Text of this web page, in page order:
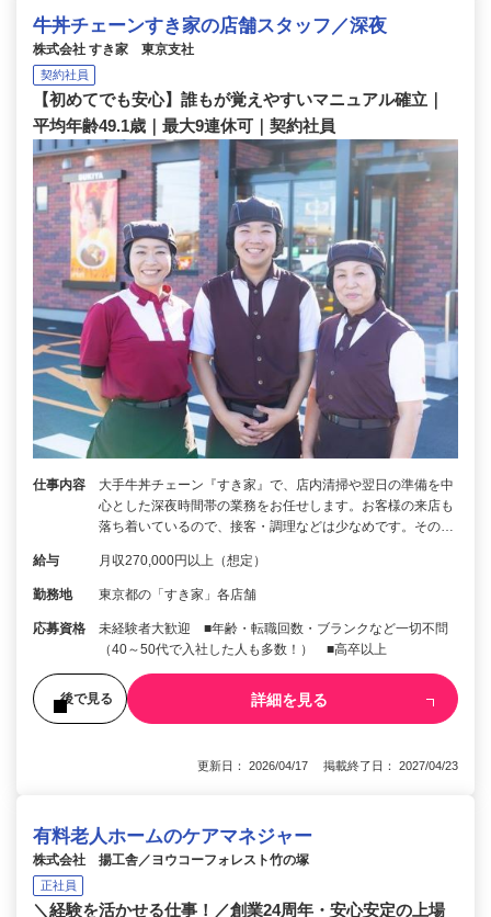
牛丼チェーンすき家の店舗スタッフ／深夜
株式会社 すき家 東京支社
契約社員
【初めてでも安心】誰もが覚えやすいマニュアル確立｜
平均年齢49.1歳｜最大9連休可｜契約社員
仕事内容
大手牛丼チェーン『すき家』で、店内清掃や翌日の準備を中
心とした深夜時間帯の業務をお任せします。お客様の来店も
落ち着いているので、接客・調理などは少なめです。その…
給与 月収270,000円以上（想定）
勤務地 東京都の「すき家」各店舗
応募資格
未経験者大歓迎 ■年齢・転職回数・ブランクなど一切不問
（40～50代で入社した人も多数！） ■高卒以上
後で見る 詳細を見る
更新日： 2026/04/17 掲載終了日： 2027/04/23
有料老人ホームのケアマネジャー
株式会社 揚工舎／ヨウコーフォレスト竹の塚
正社員
＼経験を活かせる仕事！／創業24周年・安心安定の上場